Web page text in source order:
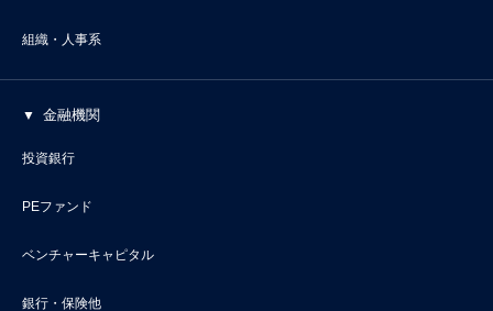
組織・人事系
金融機関
投資銀行
PEファンド
ベンチャーキャピタル
銀行・保険他